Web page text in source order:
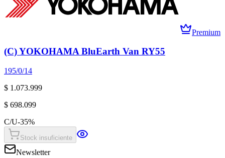
Premium
(C) YOKOHAMA BluEarth Van RY55
195/0/14
$ 1.073.999
$ 698.099
C/U-35%
Stock insuficiente
Newsletter